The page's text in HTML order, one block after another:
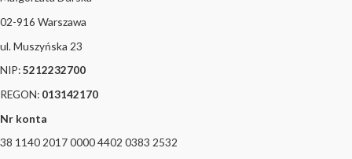
02-916 Warszawa
ul. Muszyńska 23
NIP:5212232700
REGON: 013142170
Nr konta
38 1140 2017 0000 4402 0383 2532